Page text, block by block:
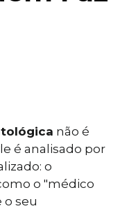
não é
é analisado por
o
o "médico
o seu